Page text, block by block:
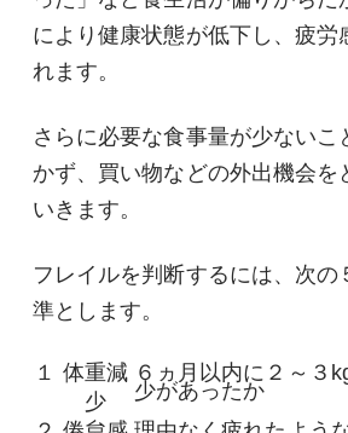
により健康状態が低下し、疲労
れます。
さらに必要な食事量が少ないこ
かず、買い物などの外出機会を
いきます。
フレイルを判断するには、次の
準とします。
１ 体重減
少
６ヵ月以内に２～３
少があったか